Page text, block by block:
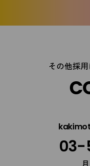
その他採
03-